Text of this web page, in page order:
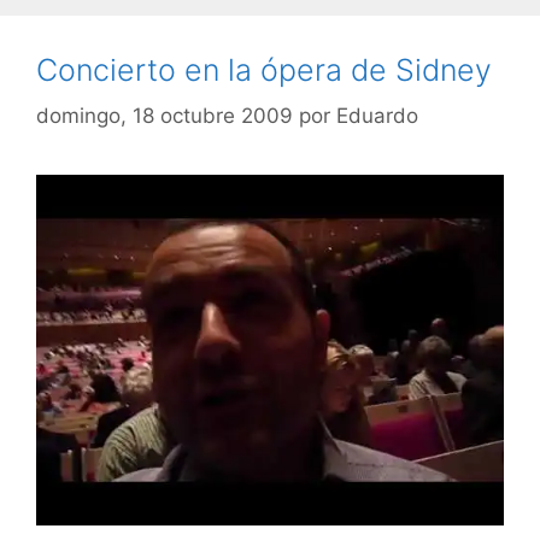
Concierto en la ópera de Sidney
domingo, 18 octubre 2009 por Eduardo